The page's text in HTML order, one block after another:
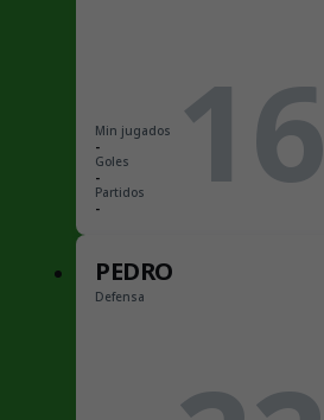
Min jugados
-
Goles
-
Partidos
-
16
PEDRO
Defensa